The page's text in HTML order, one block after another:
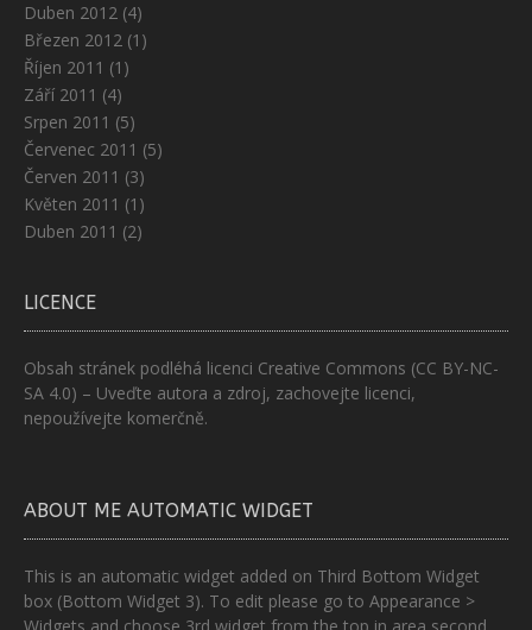
Duben 2012 (4)
Březen 2012 (1)
Říjen 2011 (1)
Září 2011 (4)
Srpen 2011 (5)
Červenec 2011 (5)
Červen 2011 (3)
Květen 2011 (1)
Duben 2011 (2)
LICENCE
Obsah stránek podléhá licenci Creative Commons (CC BY-NC-
SA 4.0) – Uveďte autora a zdroj, zachovejte licenci,
nepoužívejte komerčně.
ABOUT ME AUTOMATIC WIDGET
This is an automatic widget added on Third Bottom Widget
box (Bottom Widget 3). To edit please go to Appearance >